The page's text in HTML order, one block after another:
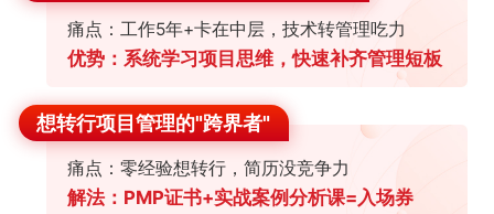
痛点：工作5年+卡在中层，技术转管理吃力
优势：系统学习项目思维，快速补齐管理短板
想转行项目管理的"跨界者"
痛点：零经验想转行，简历没竞争力
解法：PMP证书+实战案例分析课=入场券